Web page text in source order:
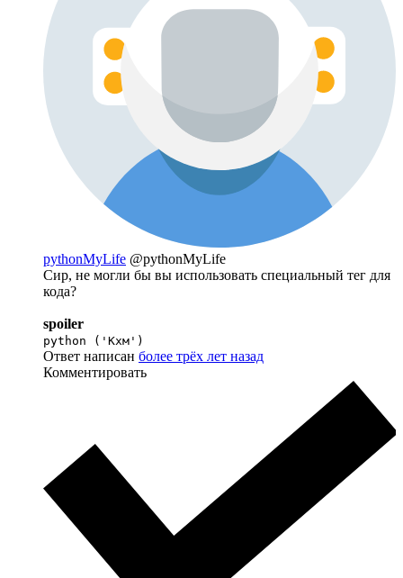
pythonMyLife @pythonMyLife
Сир, не могли бы вы использовать специальный тег для
кода?
spoiler
python ('Кхм')
Ответ написан более трёх лет назад
Комментировать